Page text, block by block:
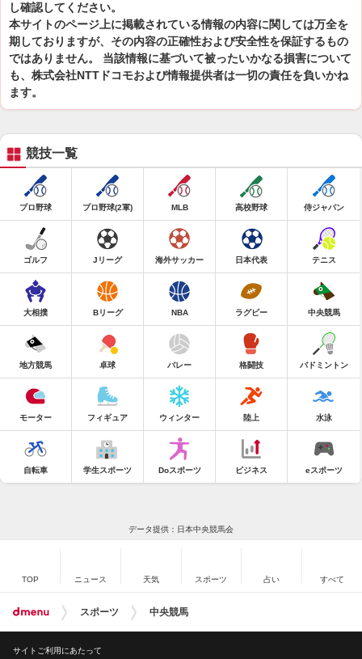
し確認してください。
本サイトのページ上に掲載されている情報の内容に関しては万全を
期しておりますが、その内容の正確性および安全性を保証するもの
ではありません。 当該情報に基づいて被ったいかなる損害について
も、株式会社NTTドコモおよび情報提供者は一切の責任を負いかね
ます。
競技一覧
プロ野球 プロ野球(2軍) MLB 高校野球 侍ジャパン
ゴルフ Jリーグ 海外サッカー 日本代表 テニス
大相撲 Bリーグ NBA ラグビー 中央競馬
地方競馬 卓球 バレー 格闘技 バドミントン
モーター フィギュア ウィンター 陸上 水泳
自転車 学生スポーツ Doスポーツ ビジネス eスポーツ
データ提供：日本中央競馬会
TOP ニュース 天気 スポーツ 占い すべて
スポーツ 中央競馬
サイトご利用にあたって